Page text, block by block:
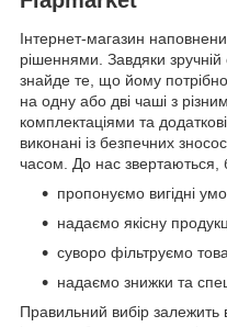
Інтернет-магазин
рішеннями. Завдяки зручній
знайде те, що йому
на одну або дві чаші з
комплектаціями та
виконані із безпечних
часом. До нас звертаються,
пропонуємо вигідні
надаємо якісну
суворо фільтруємо
надаємо знижки та
Правильний вибір залежить